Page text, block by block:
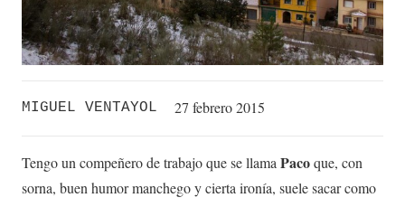
MIGUEL VENTAYOL 27 febrero 2015
Tengo un compeñero de trabajo que se llama Pacoque, con
sorna, buen humor manchego y cierta ironía, suele sacar como